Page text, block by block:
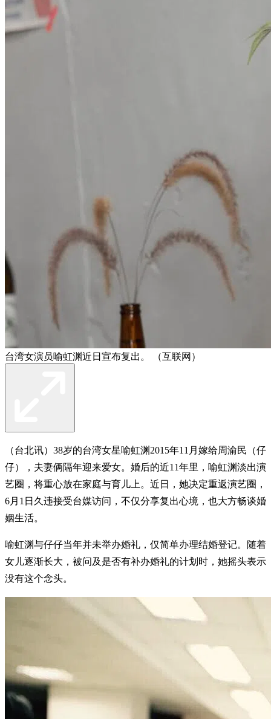
台湾女演员喻虹渊近日宣布复出。 （互联网）
（台北讯）38岁的台湾女星喻虹渊2015年11月嫁给周渝民（仔
仔），夫妻俩隔年迎来爱女。婚后的近11年里，喻虹渊淡出演
艺圈，将重心放在家庭与育儿上。近日，她决定重返演艺圈，
6月1日久违接受台媒访问，不仅分享复出心境，也大方畅谈婚
姻生活。
喻虹渊与仔仔当年并未举办婚礼，仅简单办理结婚登记。随着
女儿逐渐长大，被问及是否有补办婚礼的计划时，她摇头表示
没有这个念头。